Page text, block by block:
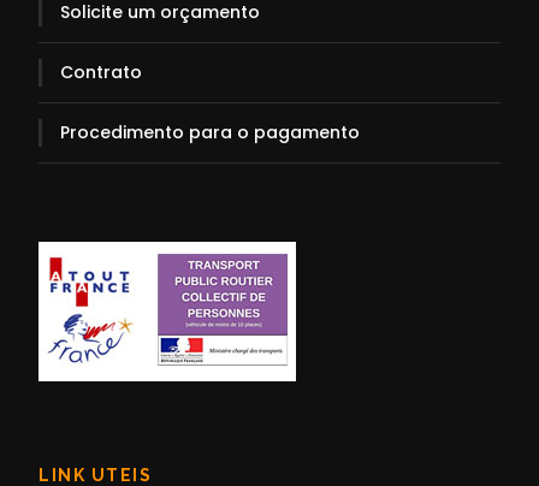
Solicite um orçamento
Contrato
Procedimento para o pagamento
LINK UTEIS